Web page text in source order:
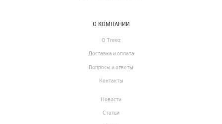
О КОМПАНИИ
О Treez
Доставка и оплата
Вопросы и ответы
Контакты
Новости
Статьи